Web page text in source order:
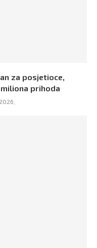
za posjetioce,
prihoda